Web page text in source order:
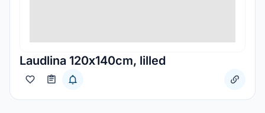
Laudlina 120х140cm, lilled